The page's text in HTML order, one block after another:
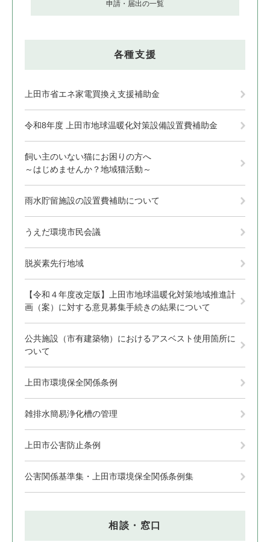
申請・届出の一覧
各種支援
上田市省エネ家電買換え支援補助金
令和8年度 上田市地球温暖化対策設備設置費補助金
飼い主のいない猫にお困りの方へ
～はじめませんか？地域猫活動～
雨水貯留施設の設置費補助について
うえだ環境市民会議
脱炭素先行地域
【令和４年度改定版】上田市地球温暖化対策地域推進計
画（案）に対する意見募集手続きの結果について
公共施設（市有建築物）におけるアスベスト使用箇所に
ついて
上田市環境保全関係条例
雑排水簡易浄化槽の管理
上田市公害防止条例
公害関係基準集・上田市環境保全関係条例集
相談・窓口